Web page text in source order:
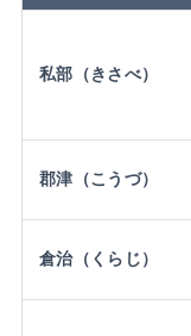
私部（きさべ）
郡津（こうづ）
倉治（くらじ）